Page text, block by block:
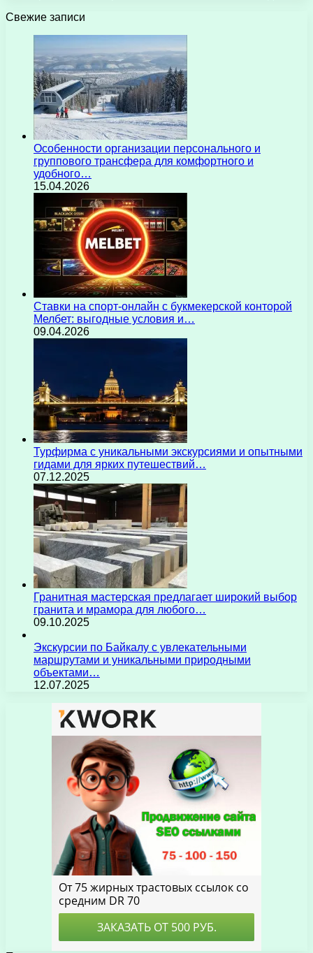
Свежие записи
Особенности организации персонального и
группового трансфера для комфортного и
удобного…
15.04.2026
Ставки на спорт-онлайн с букмекерской конторой
Мелбет: выгодные условия и…
09.04.2026
Турфирма с уникальными экскурсиями и опытными
гидами для ярких путешествий…
07.12.2025
Гранитная мастерская предлагает широкий выбор
гранита и мрамора для любого…
09.10.2025
Экскурсии по Байкалу с увлекательными
маршрутами и уникальными природными
объектами…
12.07.2025